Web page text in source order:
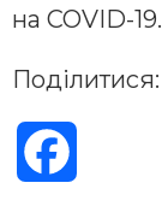
на COVID-19.
Поділитися: